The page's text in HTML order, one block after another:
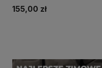
155,00 zł